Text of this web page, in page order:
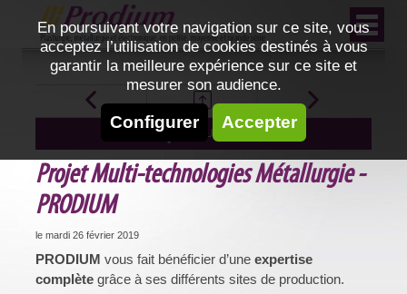
En poursuivant votre navigation sur ce site, vous
acceptez l’utilisation de cookies destinés à vous
garantir la meilleure expérience sur ce site et
mesurer son audience.
Configurer Accepter
ACTUALITÉS
Projet Multi-technologies Métallurgie -
PRODIUM
le mardi 26 février 2019
PRODIUM vous fait bénéficier d’une expertise
complète grâce à ses différents sites de production.